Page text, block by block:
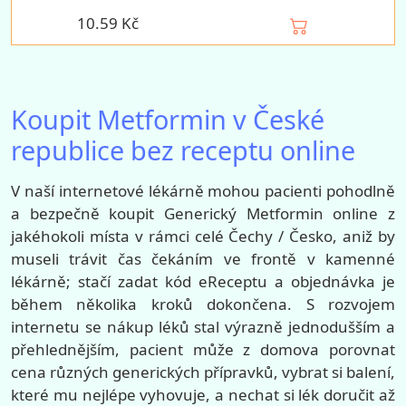
10.59 Kč
Koupit Metformin v České
republice bez receptu online
V naší internetové lékárně mohou pacienti pohodlně
a bezpečně koupit Generický Metformin online z
jakéhokoli místa v rámci celé Čechy / Česko, aniž by
museli trávit čas čekáním ve frontě v kamenné
lékárně; stačí zadat kód eReceptu a objednávka je
během několika kroků dokončena. S rozvojem
internetu se nákup léků stal výrazně jednodušším a
přehlednějším, pacient může z domova porovnat
cena různých generických přípravků, vybrat si balení,
které mu nejlépe vyhovuje, a nechat si lék doručit až